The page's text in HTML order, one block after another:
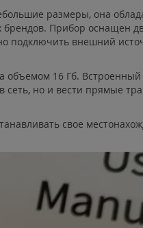
размеры, она
брендов. Прибор оснащен
подключить внешний
16 Гб. Встроенный
сеть, но и вести прямые
свое